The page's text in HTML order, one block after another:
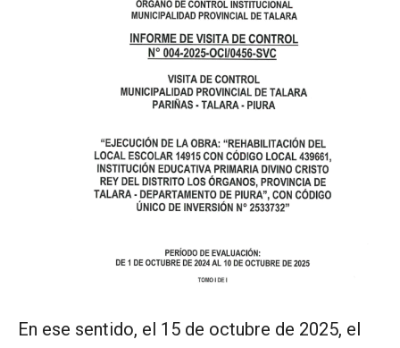
En ese sentido, el 15 de octubre de 2025, el